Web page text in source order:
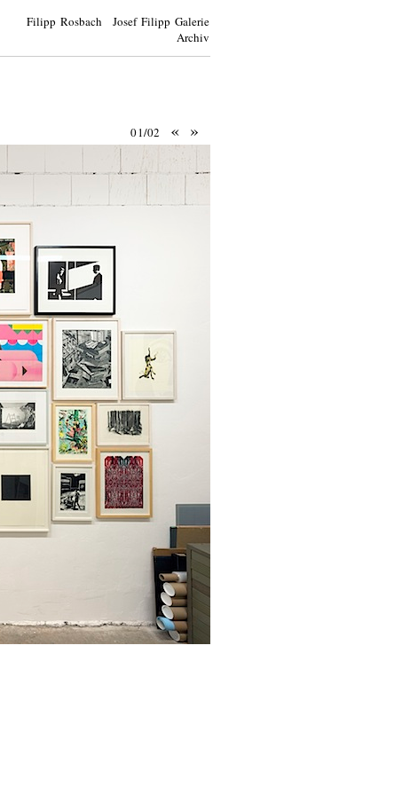
Filipp Rosbach Josef Filipp Galerie
Archiv
01/02 « »